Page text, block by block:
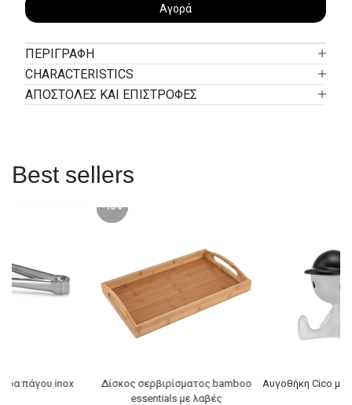
Αγορά
ΠΕΡΙΓΡΑΦΉ
CHARACTERISTICS
ΑΠΟΣΤΟΛΕΣ ΚΑΙ ΕΠΙΣΤΡΟΦΕΣ
Best sellers
πάγου inox
-10%
Δίσκος σερβιρίσματος bamboo
essentials με λαβές
Αυγοθήκη Cico